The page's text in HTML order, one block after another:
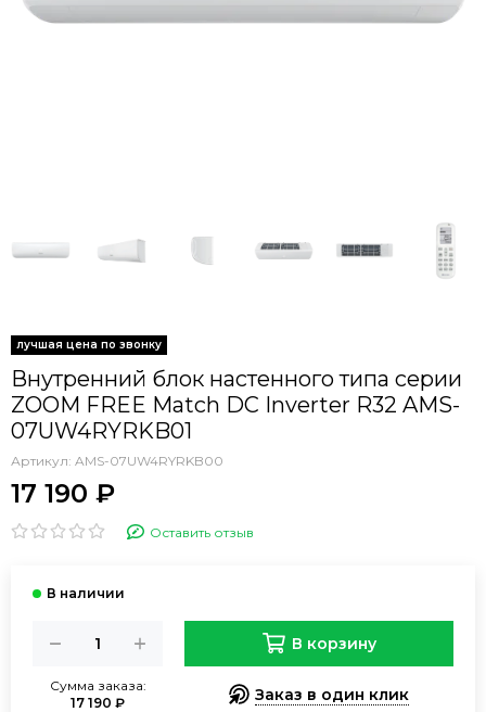
Внутренний блок настенного типа серии
ZOOM FREE Match DC Inverter R32 AMS-
07UW4RYRKB01
Артикул: AMS-07UW4RYRKB00
17 190 ₽
Оставить отзыв
Сумма заказа:
17 190 ₽
В корзину
Заказ в один клик